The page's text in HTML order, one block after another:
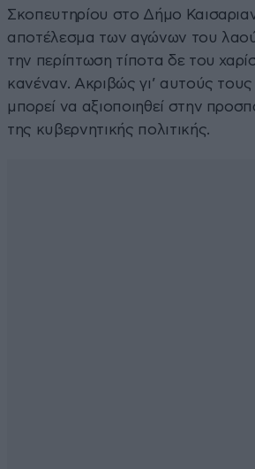
Σκοπευτηρίου στο Δήμο
αποτέλεσμα των αγώνων του
την περίπτωση τίποτα δε του
κανέναν. Ακριβώς γι’ αυτούς
μπορεί να αξιοποιηθεί στην
της κυβερνητικής πολιτικής.